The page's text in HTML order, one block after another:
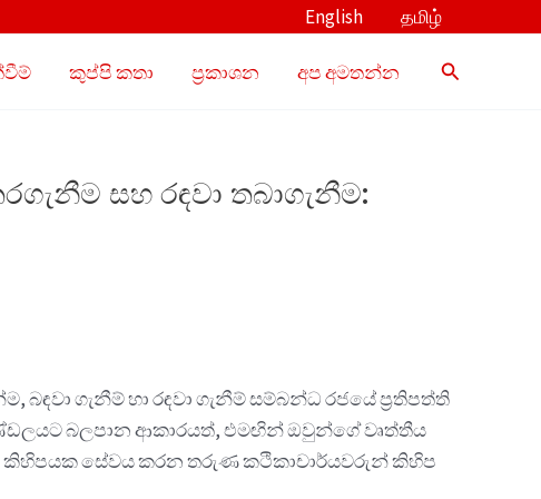
English தமிழ்
කුප්පි කතා ප්‍රකාශන අප අමතන්න Search
සහ රඳවා තබාගැනීම:
ගැනීම් හා රඳවා ගැනීම් සම්බන්ධ රජයේ ප්‍රතිපත්ති
බලපාන ආකාරයත්, එමඟින් ඔවුන්ගේ වෘත්තීය
කිහිපයක සේවය කරන තරුණ කථිකාචාර්යවරුන් කිහිප